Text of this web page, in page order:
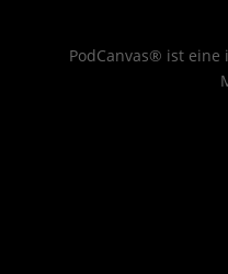
PodCanvas® ist